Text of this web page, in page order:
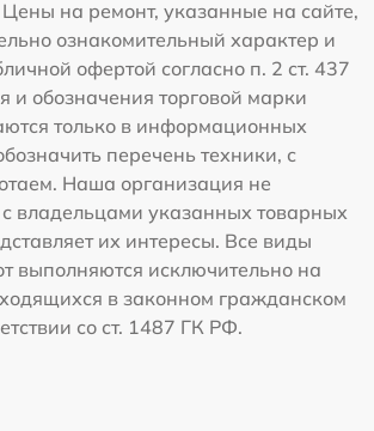
на ремонт, указанные на сайте,
ознакомительный характер и
офертой согласно п. 2 ст. 437
и обозначения торговой марки
только в информационных
перечень техники, с
Наша организация не
владельцами указанных товарных
их интересы. Все виды
выполняются исключительно на
в законном гражданском
со ст. 1487 ГК РФ.